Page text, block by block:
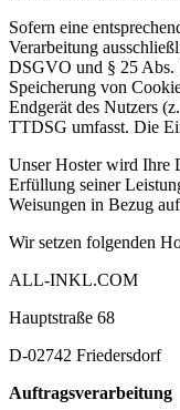
Sofern eine
Verarbeitung
DSGVO und § 25
Speicherung von
Endgerät des Nutzers
TTDSG umfasst. Die
Unser Hoster wird Ihre
Erfüllung seiner
Weisungen in Bezug
Wir setzen folgenden
ALL-INKL.COM
Hauptstraße 68
D-02742 Friedersdorf
Auftragsverarbeitung